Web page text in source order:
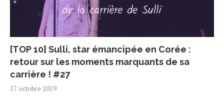
[TOP 10] Sulli, star émancipée en Corée :
retour sur les moments marquants de sa
carrière ! #27
17 octobre 2019